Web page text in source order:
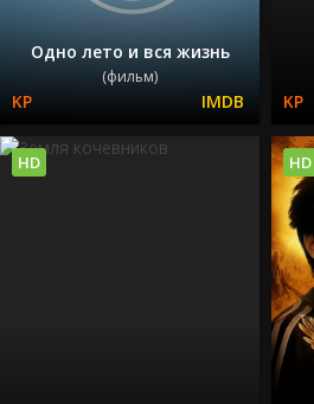
Одно лето и вся жизнь
(фильм)
HD HD